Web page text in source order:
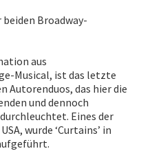
Broadway-
aus
Musical, ist das letzte
Autorenduos, das hier die
und dennoch
Eines der
wurde ‘Curtains’ in